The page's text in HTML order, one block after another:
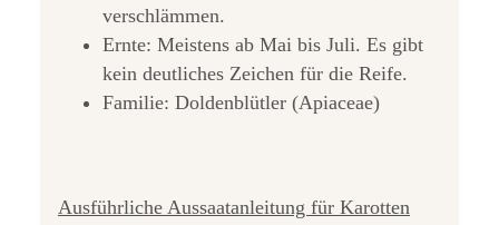
verschlämmen.
Ernte: Meistens ab Mai bis Juli. Es gibt
kein deutliches Zeichen für die Reife.
Familie: Doldenblütler (Apiaceae)
Ausführliche Aussaatanleitung für Karotten